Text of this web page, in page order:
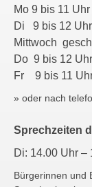
Mo 9 bis 11 Uhr
Di 9 bis 12
Mittwoch
Do 9 bis 12
Fr 9 bis 11
» oder nach
Sprechzeiten
Di: 14.00 Uhr –
Bürgerinnen und